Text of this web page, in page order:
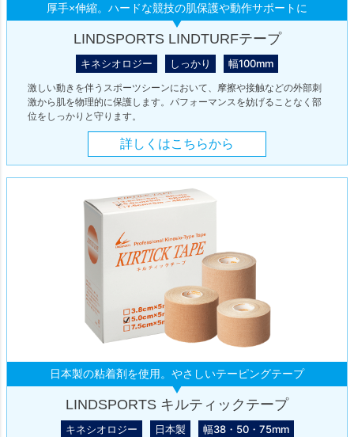
厚手×伸縮。ハードな競技の肌保護や動作サポートに
LINDSPORTS LINDTURFテープ
キネシオロジー しっかり 幅100mm
激しい動きを伴うスポーツシーンにおいて、摩擦や接触などの外部刺
激から肌を物理的に保護します。パフォーマンスを妨げることなく部
位をしっかりと守ります。
詳しくはこちらから
日本製の粘着剤を使用。やさしいテーピングテープ
LINDSPORTS キルティックテープ
キネシオロジー 日本製 幅38・50・75mm